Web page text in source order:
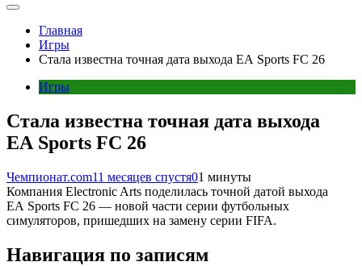
Главная
Игры
Стала известна точная дата выхода EA Sports FC 26
Игры
Стала известна точная дата выхода
EA Sports FC 26
Чемпионат.com11 месяцев спустя01 минуты
Компания Electronic Arts поделилась точной датой выхода
EA Sports FC 26 — новой части серии футбольных
симуляторов, пришедших на замену серии FIFA.
Навигация по записям